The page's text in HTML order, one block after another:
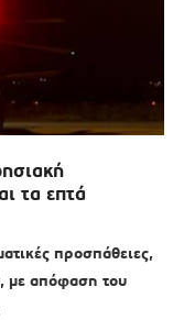
τα επτά
προσπάθειες,
με απόφαση του